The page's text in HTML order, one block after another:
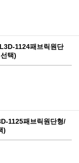
1124패브릭원단
택)
1125패브릭원단형/
)